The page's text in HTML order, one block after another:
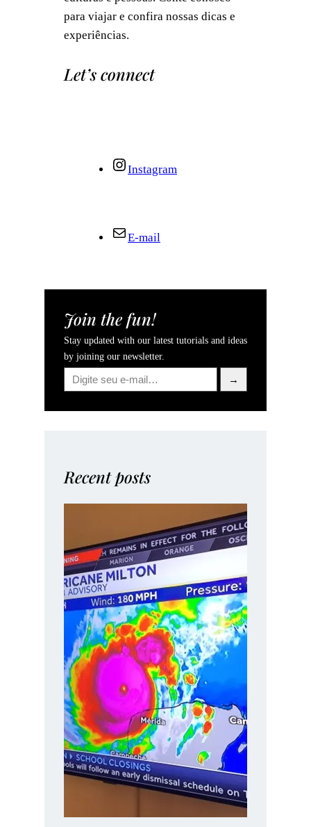
para viajar e confira nossas dicas e
experiências.
Let’s connect
Instagram
E-mail
Join the fun!
Stay updated with our latest tutorials and ideas
by joining our newsletter.
Digite seu e-mail…
→
Recent posts